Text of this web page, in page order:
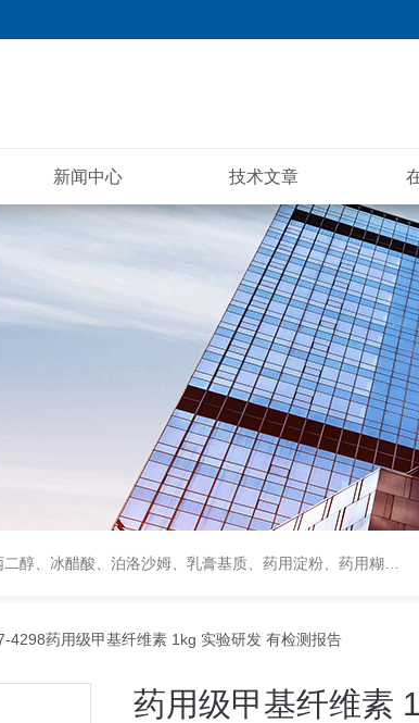
新闻中心 技术文章
乳糖、交联聚维酮、交联羧甲基纤维素钠、聚乙二醇（PEG）系列、二氧化硅、聚乙烯吡咯烷酮、十八醇、十六醇、预交化淀粉、微晶纤维素、甲基纤维素、乙基纤维素，三氯蔗糖，麝香草酚，药用蜂蜜，
4298药用级甲基纤维素 1kg 实验研发 有检测报告
药用级甲基纤维素